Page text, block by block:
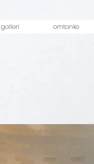
galleri omtanke